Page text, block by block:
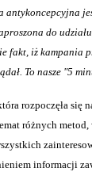
do
fakt, iż
To nasze "5
rozpoczęła się
różnych
informacji